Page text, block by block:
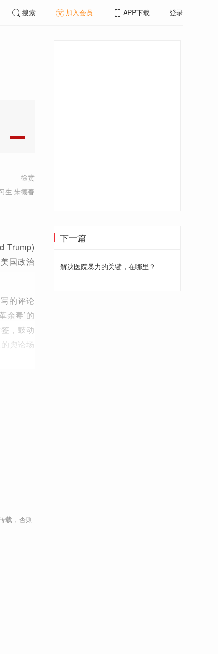
搜索 加入会员 APP下载 登录
徐贲
生 朱德春
Trump)
国政治
的评论
余毒’的
，鼓动
舆论场
载，否则
下一篇
解决医院暴力的关键，在哪里？